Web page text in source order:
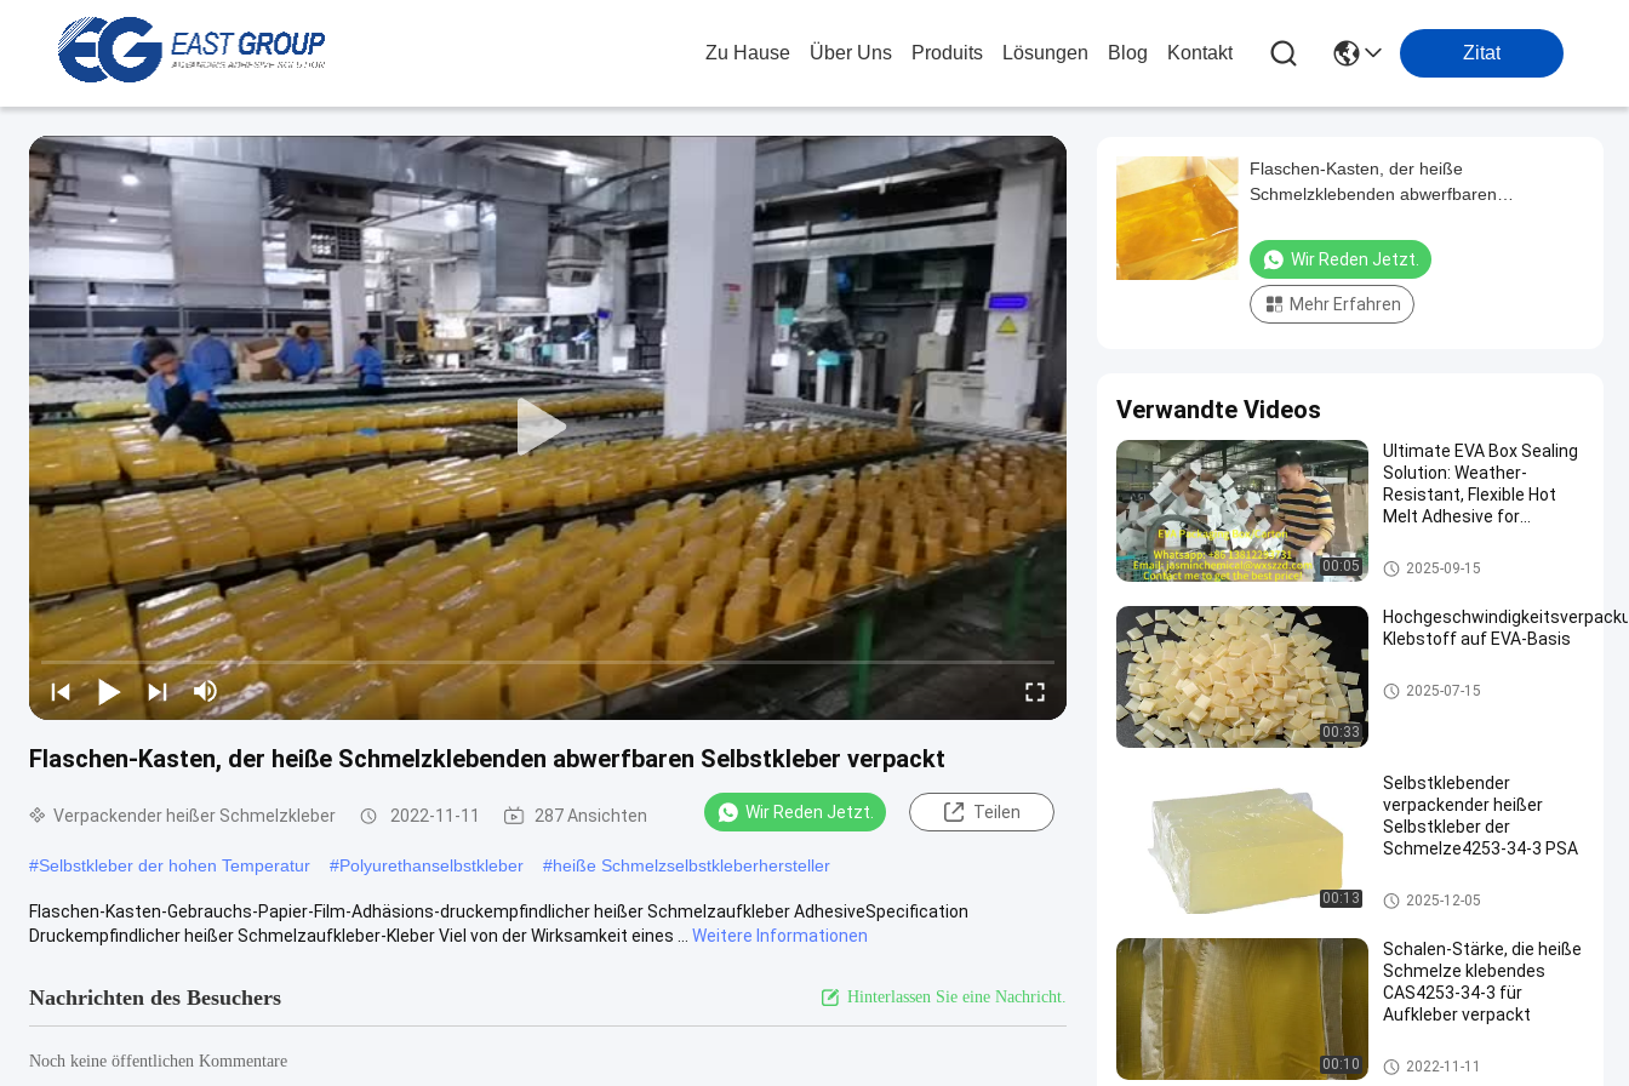
Zu Hause Über Uns Produits Lösungen Blog Kontakt Zitat
Flaschen-Kasten, der heiße Schmelzklebenden abwerfbaren Selbstkleber verpackt
Verpackender heißer Schmelzkleber 2022-11-11 287 Ansichten Wir Reden Jetzt. Teilen
#Selbstkleber der hohen Temperatur #Polyurethanselbstkleber #heiße Schmelzselbstkleberhersteller
Flaschen-Kasten-Gebrauchs-Papier-Film-Adhäsions-druckempfindlicher heißer Schmelzaufkleber AdhesiveSpecification
Druckempfindlicher heißer Schmelzaufkleber-Kleber Viel von der Wirksamkeit eines ...
Weitere Informationen
Nachrichten des Besuchers Hinterlassen Sie eine Nachricht.
Noch keine öffentlichen Kommentare
Flaschen-Kasten, der heiße
Schmelzklebenden abwerfbaren
Wir Reden Jetzt.
Mehr Erfahren
Verwandte Videos
00:05
Ultimate EVA Box Sealing
Solution: Weather-
Resistant, Flexible Hot
Melt Adhesive for
Reliable Product Integrity
Verpackender heißer Schmelzk
leber
2025-09-15
00:33
Klebstoff auf EVA-Basis
EVA heiße Schmelze Kleber
2025-07-15
00:13
Selbstklebender
verpackender heißer
Selbstkleber der
Schmelze4253-34-3 PSA
Verpackender heißer Schmelzk
leber
2025-12-05
00:10
Schalen-Stärke, die heiße
Schmelze klebendes
CAS4253-34-3 für
Aufkleber verpackt
Verpackender heißer Schmelzk
leber
2022-11-11